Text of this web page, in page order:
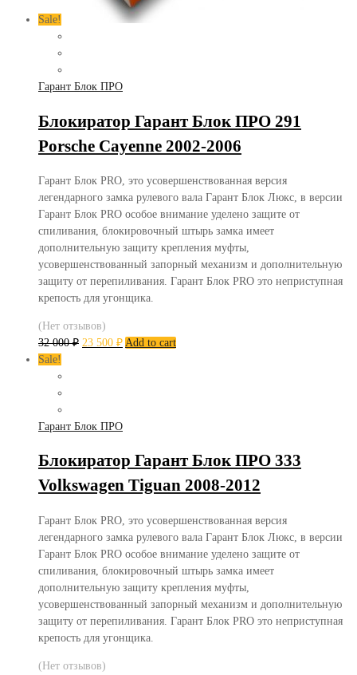
Sale!
Гарант Блок ПРО
Блокиратор Гарант Блок ПРО 291
Porsche Cayenne 2002-2006
Гарант Блок PRO, это усовершенствованная версия
легендарного замка рулевого вала Гарант Блок Люкс, в версии
Гарант Блок PRO особое внимание уделено защите от
спиливания, блокировочный штырь замка имеет
дополнительную защиту крепления муфты,
усовершенствованный запорный механизм и дополнительную
защиту от перепиливания. Гарант Блок PRO это неприступная
крепость для угонщика.
(Нет отзывов)
32 000₽ 23 500 ₽ Add to cart
Sale!
Гарант Блок ПРО
Блокиратор Гарант Блок ПРО 333
Volkswagen Tiguan 2008-2012
Гарант Блок PRO, это усовершенствованная версия
легендарного замка рулевого вала Гарант Блок Люкс, в версии
Гарант Блок PRO особое внимание уделено защите от
спиливания, блокировочный штырь замка имеет
дополнительную защиту крепления муфты,
усовершенствованный запорный механизм и дополнительную
защиту от перепиливания. Гарант Блок PRO это неприступная
крепость для угонщика.
(Нет отзывов)